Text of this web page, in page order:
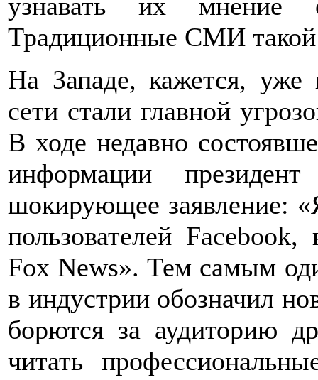
Традиционные СМИ такой
На Западе, кажется, уже
сети стали главной
В ходе недавно
информации
шокирующее заявление:
пользователей
Fox News». Тем самым
в индустрии обозначил
борются за аудиторию
читать